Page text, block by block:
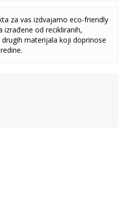
za vas izdvajamo eco-friendly
izrađene od recikliranih,
materijala koji doprinose